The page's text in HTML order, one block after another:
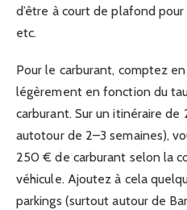
d’être à court de plafond
etc.
Pour le carburant, comptez
légèrement en fonction du
carburant. Sur un itinéraire
autotour de 2–3 semaines),
250 € de carburant selon la
véhicule. Ajoutez à cela
parkings (surtout autour de